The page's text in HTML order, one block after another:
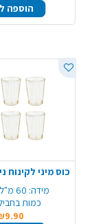
הוספה
מידה: 60 מ"ל, 6 ס"מ
כמות